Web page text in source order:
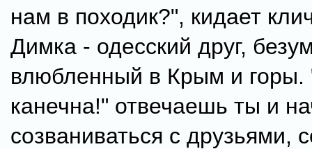
нам в походик?", кидает
Димка - одесский друг,
влюбленный в Крым и горы.
канечна!" отвечаешь ты и
созваниваться с друзьями,